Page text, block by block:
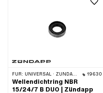
FÜR: UNIVERSAL · ZÜNDAPP BELMONDO · ZÜNDAPP 19630
Wellendichtring NBR
15/24/7 B DUO | Zündapp